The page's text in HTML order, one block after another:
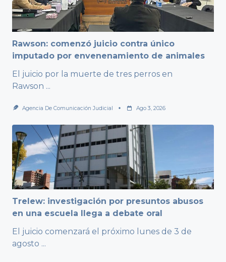
Rawson: comenzó juicio contra único
imputado por envenenamiento de animales
El juicio por la muerte de tres perros en
Rawson ...
Agencia De Comunicación Judicial Ago 3, 2026
Trelew: investigación por presuntos abusos
en una escuela llega a debate oral
El juicio comenzará el próximo lunes de 3 de
agosto ...